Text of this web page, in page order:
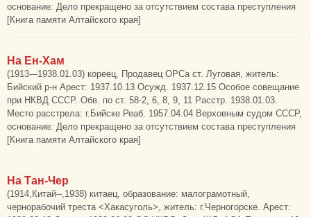
основание: Дело прекращено за отсутствием состава преступления
[Книга памяти Алтайского края]
На Ен-Хам
(1913---1938.01.03) кореец, Продавец ОРСа ст. Луговая, житель:
Бийский р-н Арест: 1937.10.13 Осужд. 1937.12.15 Особое совещание
при НКВД СССР. Обв. по ст. 58-2, 6, 8, 9, 11 Расстр. 1938.01.03.
Место расстрела: г.Бийске Реаб. 1957.04.04 Верховным судом СССР,
основание: Дело прекращено за отсутствием состава преступления
[Книга памяти Алтайского края]
На Тан-Чер
(1914,Китай--,1938) китаец, образование: малограмотный,
чернорабочий треста <Хакасуголь>, житель: г.Черногорске. Арест: